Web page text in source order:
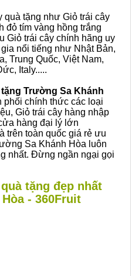
quà tặng như Giỏ trái cây
đỏ tím vàng hồng trắng
Giỏ trái cây chính hãng uy
nổi tiếng như Nhật Bản,
Trung Quốc, Việt Nam,
Italy.....
Trường Sa Khánh
phối chính thức các loại
Giỏ trái cây hàng nhập
hàng đại lý lớn
trên toàn quốc giá rẻ ưu
Sa Khánh Hòa luôn
nhất. Đừng ngần ngại gọi
tặng đẹp nhất
- 360Fruit